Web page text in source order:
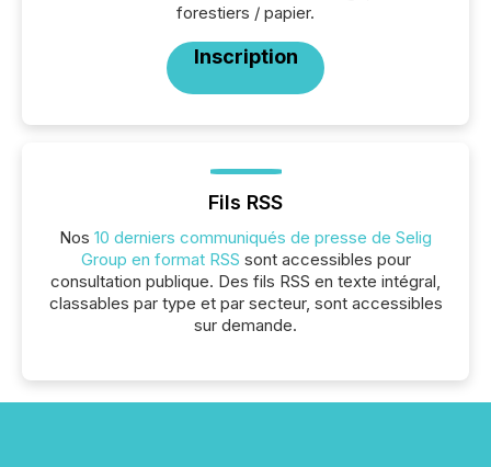
forestiers / papier.
Inscription
Fils RSS
Nos 10 derniers communiqués de presse de Selig
Group en format RSS sont accessibles pour
consultation publique. Des fils RSS en texte intégral,
classables par type et par secteur, sont accessibles
sur demande.